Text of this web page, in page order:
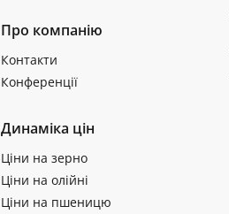
Про компанію
Контакти
Конференції
Динаміка цін
Ціни на зерно
Ціни на олійні
Ціни на пшеницю